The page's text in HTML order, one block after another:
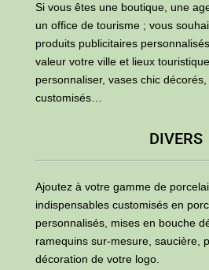
Si vous êtes une boutique, une
un office de tourisme ; vous
produits publicitaires
valeur votre ville et lieux
personnaliser, vases chic
customisés…
DIVERS
Ajoutez à votre gamme de
indispensables customisés en
personnalisés, mises en bouche
ramequins sur-mesure, saucière,
décoration de votre logo.